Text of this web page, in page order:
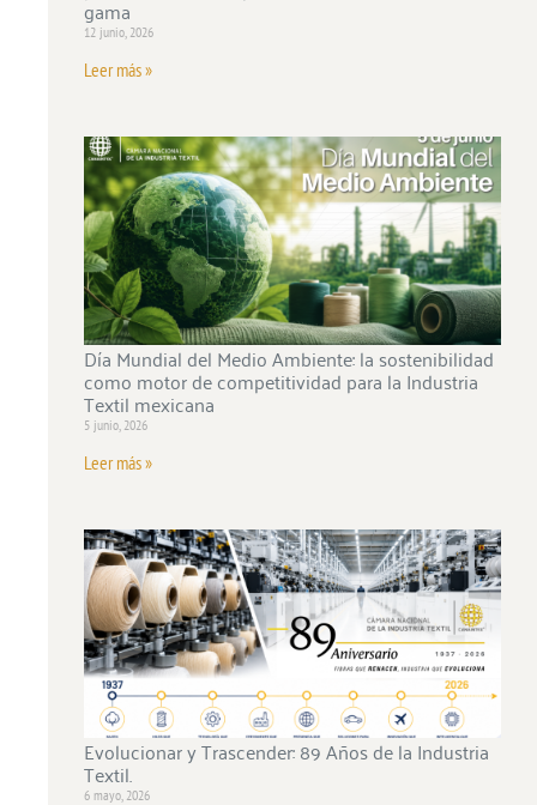
gama
12 junio, 2026
Leer más »
Día Mundial del Medio Ambiente: la sostenibilidad
como motor de competitividad para la Industria
Textil mexicana
5 junio, 2026
Leer más »
Evolucionar y Trascender: 89 Años de la Industria
Textil.
6 mayo, 2026